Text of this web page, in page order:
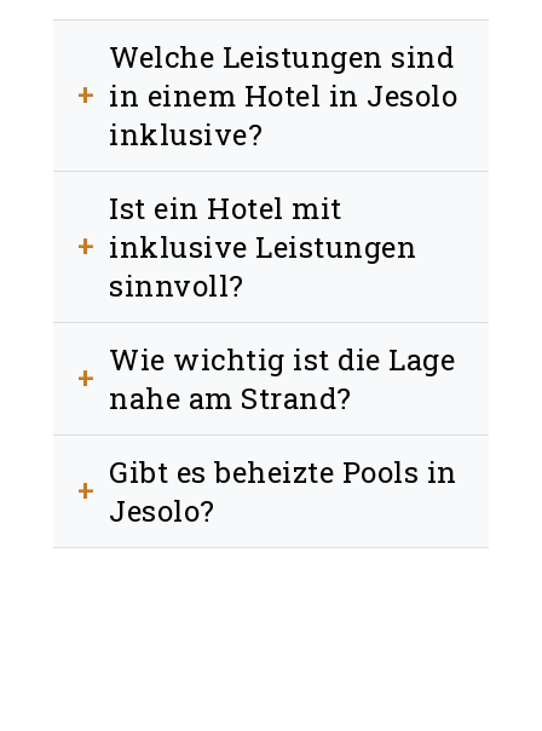
+
Welche Leistungen sind
in einem Hotel in Jesolo
inklusive?
Parkplatz, Pool und weitere
Annehmlichkeiten im Preis.
+
Ist ein Hotel mit
inklusive Leistungen
sinnvoll?
zusätzliche Kosten vermeidet.
+ Wie wichtig ist die Lage
nahe am Strand?
zu Fuß erreichen können.
+ Gibt es beheizte Pools in
Jesolo?